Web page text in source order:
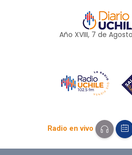
Año XVIII, 7 de Agosto
Radio en vivo